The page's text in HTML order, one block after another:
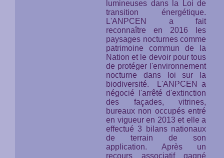
lumineuses dans la Loi de
transition énergétique.
L'ANPCEN a fait
reconnaître en 2016 les
paysages nocturnes comme
patrimoine commun de la
Nation et le devoir pour tous
de protéger l'environnement
nocturne dans loi sur la
biodiversité.
L'ANPCEN a
négocié l'arrêté d'extinction
des façades, vitrines,
bureaux non occupés entré
en vigueur en 2013 et elle a
effectué 3 bilans nationaux
de terrain de son
application. Après un
recours associatif gagné